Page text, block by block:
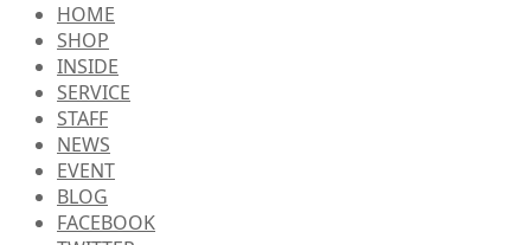
HOME
SHOP
INSIDE
SERVICE
STAFF
NEWS
EVENT
BLOG
FACEBOOK